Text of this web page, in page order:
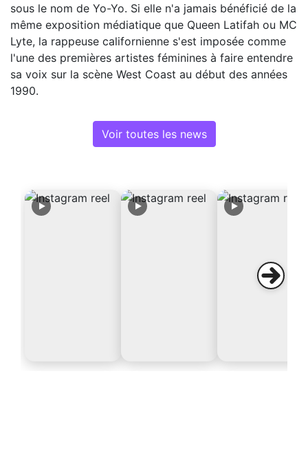
sous le nom de Yo-Yo. Si elle n'a jamais bénéficié de la
même exposition médiatique que Queen Latifah ou MC
Lyte, la rappeuse californienne s'est imposée comme
l'une des premières artistes féminines à faire entendre
sa voix sur la scène West Coast au début des années
1990.
Voir toutes les news